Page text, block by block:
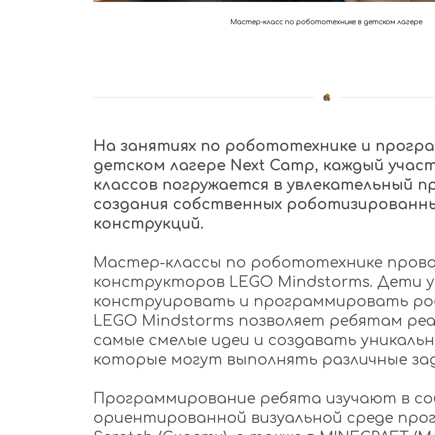
Мастер-класс по робототехнике в детском лагере
На занятиях по робототехнике и
детском лагере Next Camp, каждый
классов погружается в увлекательный
создания собственных
конструкций.
Мастер-классы по робототехнике
конструкторов LEGO Mindstorms. Дети
конструировать и программировать
LEGO Mindstorms позволяет ребятам
самые смелые идеи и создавать
которые могут выполнять различные
Программирование ребята изучают в
ориентированной визуальной среде